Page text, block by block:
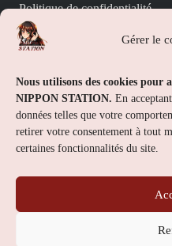
Gérer le
Nous utilisons des cookies pour
NIPPON STATION. En
données telles que votre
retirer votre consentement à tout
certaines fonctionnalités du site.
Politique de confidentialité
Politique de cookies (UE)
Nippon Station
À propos
FAQs
Contact